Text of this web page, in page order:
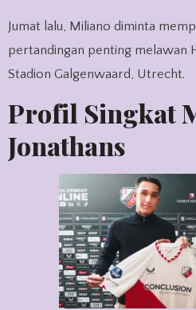
Jumat lalu, Miliano diminta
pertandingan penting melawan
Stadion Galgenwaard, Utrecht.
Profil Singkat
Jonathans